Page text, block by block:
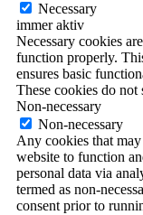
Necessary
immer aktiv
Necessary cookies
function properly.
ensures basic
These cookies do not
Non-necessary
Non-necessary
Any cookies that
website to function
personal data via
termed as non-
consent prior to